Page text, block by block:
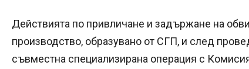
Действията по привличане и задържане на
производство, образувано от СГП, и след
съвместна специализирана операция с